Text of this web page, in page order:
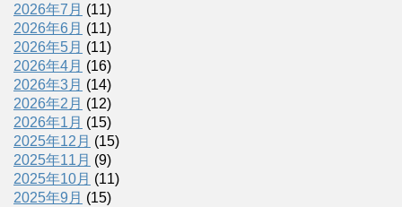
2026年7月 (11)
2026年6月 (11)
2026年5月 (11)
2026年4月 (16)
2026年3月 (14)
2026年2月 (12)
2026年1月 (15)
2025年12月 (15)
2025年11月 (9)
2025年10月 (11)
2025年9月 (15)